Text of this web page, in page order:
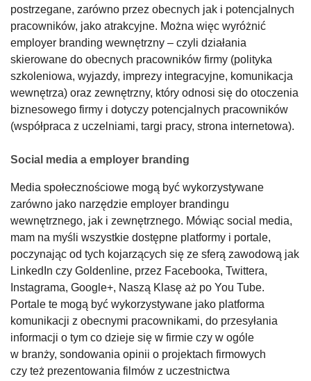
postrzegane, zarówno przez obecnych jak i potencjalnych
pracowników, jako atrakcyjne. Można więc wyróżnić
employer branding wewnętrzny – czyli działania
skierowane do obecnych pracowników firmy (polityka
szkoleniowa, wyjazdy, imprezy integracyjne, komunikacja
wewnętrza) oraz zewnętrzny, który odnosi się do otoczenia
biznesowego firmy i dotyczy potencjalnych pracowników
(współpraca z uczelniami, targi pracy, strona internetowa).
Social media a employer branding
Media społecznościowe mogą być wykorzystywane
zarówno jako narzędzie employer brandingu
wewnętrznego, jak i zewnętrznego. Mówiąc social media,
mam na myśli wszystkie dostępne platformy i portale,
poczynając od tych kojarzących się ze sferą zawodową jak
LinkedIn czy Goldenline, przez Facebooka, Twittera,
Instagrama, Google+, Naszą Klasę aż po You Tube.
Portale te mogą być wykorzystywane jako platforma
komunikacji z obecnymi pracownikami, do przesyłania
informacji o tym co dzieje się w firmie czy w ogóle
w branży, sondowania opinii o projektach firmowych
czy też prezentowania filmów z uczestnictwa